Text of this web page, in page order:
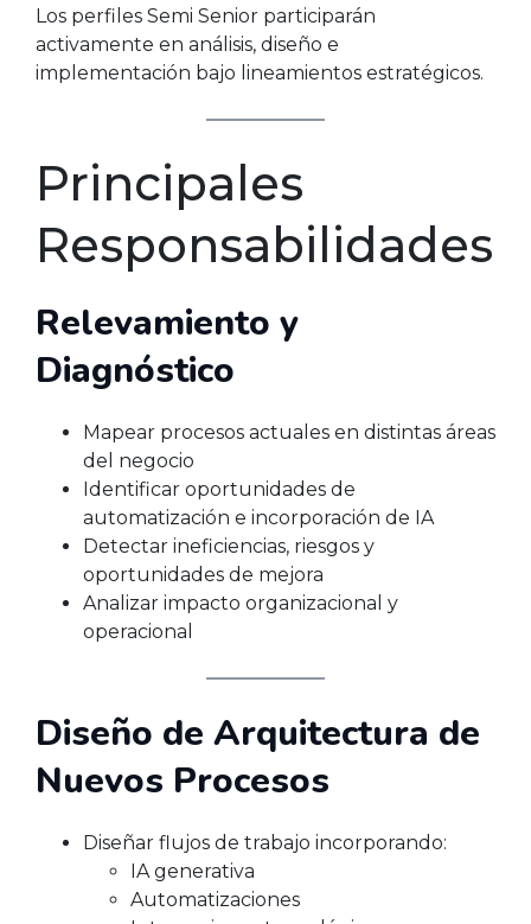
Los perfiles Semi Senior participarán
activamente en análisis, diseño e
implementación bajo lineamientos estratégicos.
Principales
Responsabilidades
Relevamiento y
Diagnóstico
Mapear procesos actuales en distintas áreas
del negocio
Identificar oportunidades de
automatización e incorporación de IA
Detectar ineficiencias, riesgos y
oportunidades de mejora
Analizar impacto organizacional y
operacional
Diseño de Arquitectura de
Nuevos Procesos
Diseñar flujos de trabajo incorporando:
IA generativa
Automatizaciones